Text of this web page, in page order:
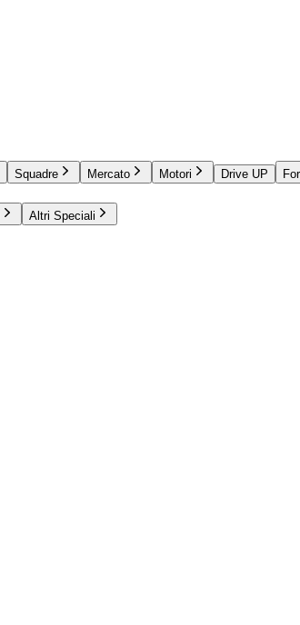
Squadre Mercato Motori Drive UP
Altri Speciali